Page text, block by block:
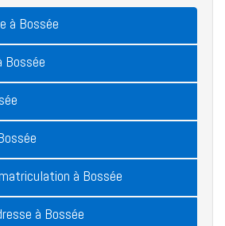
à Bossée
Bossée
à Bossée
à Bossée